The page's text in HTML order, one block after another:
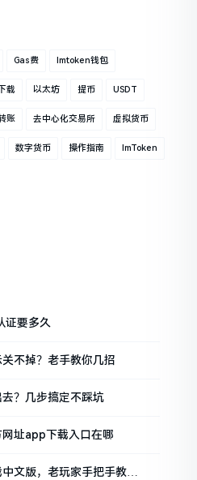
Gas费 Imtoken钱包
载 以太坊 提币 USDT
账 去中心化交易所 虚拟货币
数字货币 操作指南 ImToken
证要多久
不掉？老手教你几招
？几步搞定不踩坑
址app下载入口在哪
文版，老玩家手把手教你